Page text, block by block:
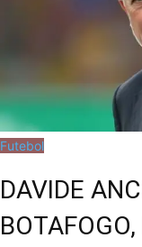
Futebol
DAVIDE